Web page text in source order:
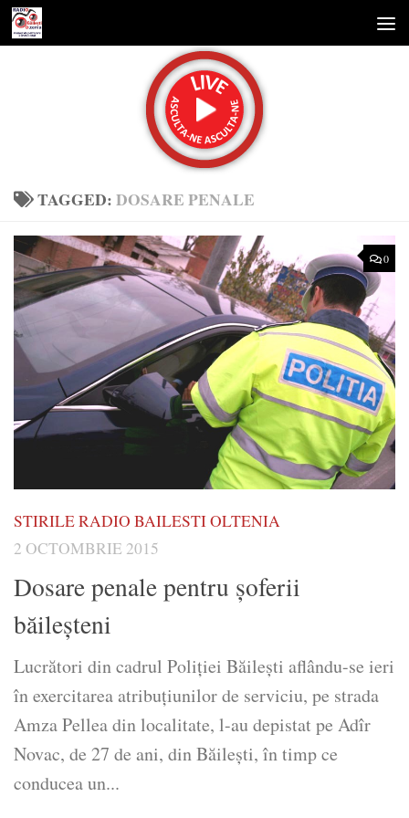
Skip to content
TAGGED:DOSARE PENALE
0
STIRILE RADIO BAILESTI OLTENIA
2 OCTOMBRIE 2015
Dosare penale pentru şoferii
băileșteni
Lucrători din cadrul Poliției Băilești aflându-se ieri
în exercitarea atribuțiunilor de serviciu, pe strada
Amza Pellea din localitate, l-au depistat pe Adîr
Novac, de 27 de ani, din Băilești, în timp ce
conducea un...